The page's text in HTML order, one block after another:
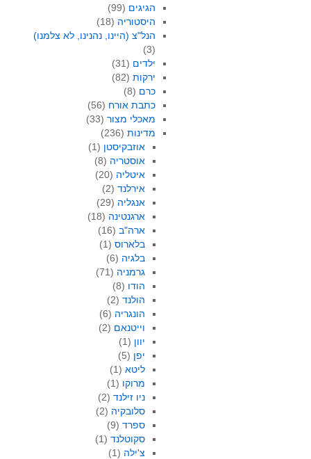
הגיגים (99)
היסטוריה (18)
הנל"צ (היינו, נהנינו, לא צלמנו)
(3)
ילדים (31)
ירקות(82)
כרם (8)
כתבת אורח (56)
מאכלי מצור(33)
מדינות(236)
אוזבקיסטן (1)
אוסטריה (8)
איטליה (20)
אירלנד (2)
אנגליה (29)
ארגנטינה (18)
ארה"ב (16)
בלארוס (1)
בלגיה (6)
גרמניה (71)
הודו (8)
הולנד (2)
הונגריה (6)
וייטנאם (2)
יוון (1)
יפן (5)
ליטא (1)
מרוקו (1)
ניו זילנד (2)
סלובקיה (2)
ספרד (9)
סקוטלנד (1)
צ'ילה (1)